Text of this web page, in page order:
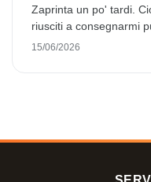
Zaprinta un po' tardi.
riusciti a consegnarmi
smaltate
15/06/2026